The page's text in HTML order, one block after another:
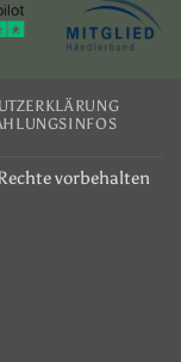
vorbehalten